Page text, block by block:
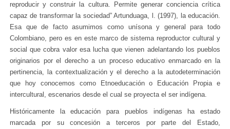
reproducir y construir la cultura. Permite generar conciencia crítica
capaz de transformar la sociedad” Artunduaga, l. (1997), la educación.
Esa que de facto asumimos como unísona y general para todo
Colombiano, pero es en este marco de sistema reproductor cultural y
social que cobra valor esa lucha que vienen adelantando los pueblos
originarios por el derecho a un proceso educativo enmarcado en la
pertinencia, la contextualización y el derecho a la autodeterminación
que hoy conocemos como Etnoeducación o Educación Propia e
intercultural, escenarios desde el cual se proyecta el ser indígena.
Históricamente la educación para pueblos indígenas ha estado
marcada por su concesión a terceros por parte del Estado,